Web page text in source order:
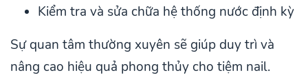
Kiểm tra và sửa chữa hệ thống nước định kỳ
Sự quan tâm thường xuyên sẽ giúp duy trì và
nâng cao hiệu quả phong thủy cho tiệm nail.